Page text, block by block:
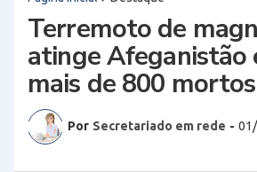
Terremoto de
atinge Afeganistão
mais de 800 mortos
Por Secretariado em rede -